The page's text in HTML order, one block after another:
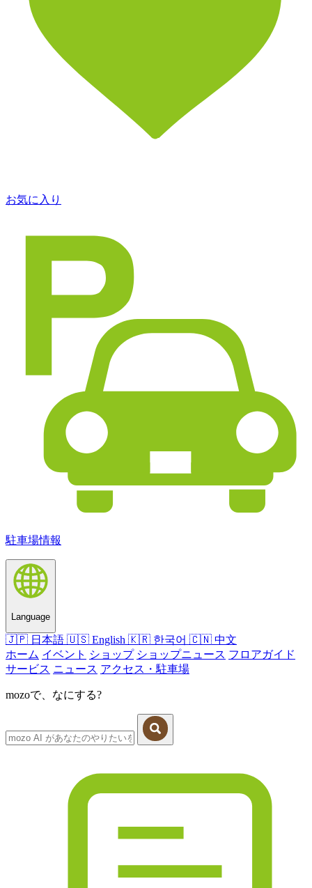
お気に入り
駐車場情報
Language
🇯🇵 日本語 🇺🇸 English 🇰🇷 한국어 🇨🇳 中文
ホーム イベント ショップ ショップニュース フロアガイド
サービス ニュース アクセス・駐車場
mozoで、なにする?